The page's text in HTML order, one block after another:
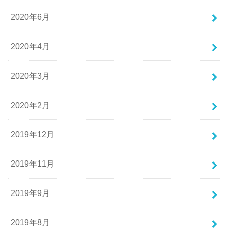
2020年6月
2020年4月
2020年3月
2020年2月
2019年12月
2019年11月
2019年9月
2019年8月